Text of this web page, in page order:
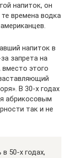
напиток, он
времена водка
напиток в
запрета на
вместо этого
В 30-х годах
абрикосовым
так и не
50-х годах,